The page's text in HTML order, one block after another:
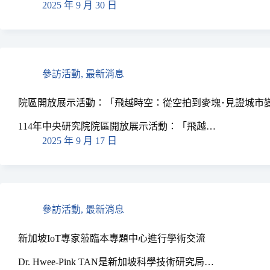
2025 年 9 月 30 日
參訪活動, 最新消息
院區開放展示活動：「飛越時空：從空拍到麥塊･見證城市
114年中央研究院院區開放展示活動：「飛越…
2025 年 9 月 17 日
參訪活動, 最新消息
新加坡IoT專家蒞臨本專題中心進行學術交流
Dr. Hwee-Pink TAN是新加坡科學技術研究局…